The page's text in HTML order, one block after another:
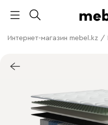
Интернет-магазин mebel.kz /